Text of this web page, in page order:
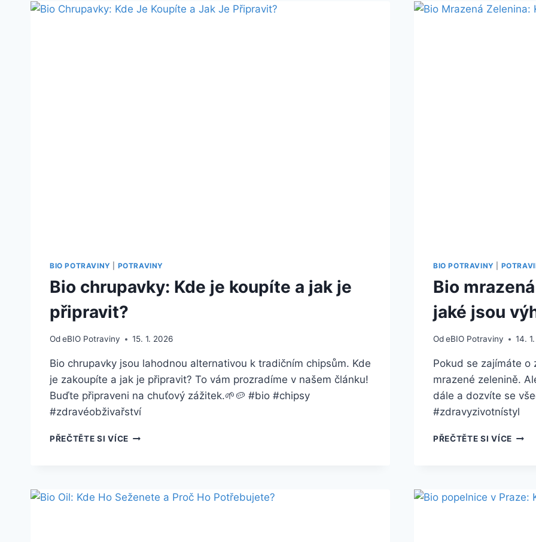
BIO POTRAVINY POTRAVINY
Bio chrupavky: Kde je koupíte a jak je
připravit?
OdeBIO Potraviny 15. 1. 2026
Bio chrupavky jsou lahodnou alternativou k tradičním chipsům. Kde
je zakoupíte a jak je připravit? To vám prozradíme v našem článku!
Buďte připraveni na chuťový zážitek.🌱🥔 #bio #chipsy
#zdravéobživařství
PŘEČTĚTE SI VÍCEBIO
A
BIO POTRAVINY
Bio
jaké jsou
OdeBIO Potraviny 14.
Pokud se zajímáte o
mrazené zelenině.
dále a dozvíte se
#zdravyzivotnístyl
PŘEČTĚTE SI VÍCEBIO
A